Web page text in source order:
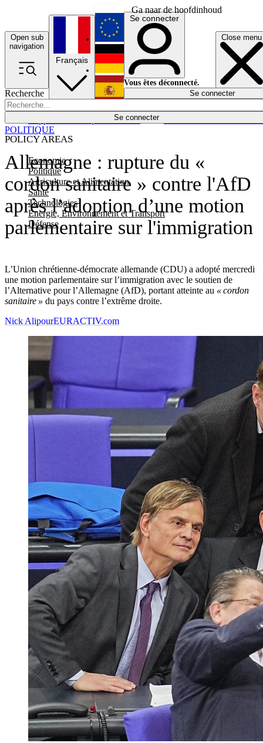
Ga naar de hoofdinhoud
Open sub
navigation
Close menu
Recherche
Se connecter
POLICY AREAS
Economie
Politique
Agriculture et Alimentation
Santé
Technologies
Energie, Environnement et Transport
Défense
Économie
Français
English
Deutsch
Español
Se connecter
Vous êtes déconnecté.
Se connecter
Allemagne : rupture du «
cordon sanitaire » contre l'AfD
après l’adoption d’une motion
parlementaire sur l'immigration
L’Union chrétienne-démocrate allemande (CDU) a adopté mercredi
une motion parlementaire sur l’immigration avec le soutien de
l’Alternative pour l’Allemagne (AfD), portant atteinte au « cordon
sanitaire » du pays contre l’extrême droite.
POLITIQUE
Nick AlipourEURACTIV.com